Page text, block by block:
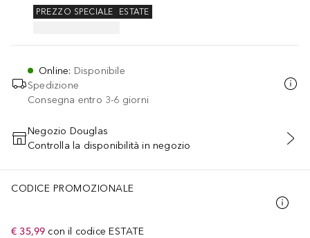
ESTATE
PREZZO SPECIALE
Online: Disponibile
Spedizione
Consegna entro 3-6 giorni
AGGIUNGI AL CARRELLO
Negozio Douglas
Controlla la disponibilità in negozio
CODICE PROMOZIONALE
€ 35,99 con il codice ESTATE